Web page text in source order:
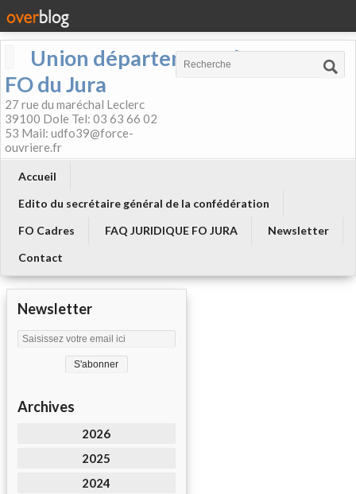
Union départementale
FO du Jura
27 rue du maréchal Leclerc
39100 Dole Tel: 03 63 66 02
53 Mail: udfo39@force-
ouvriere.fr
Accueil
Edito du secrétaire général de la confédération
FO Cadres
FAQ JURIDIQUE FO JURA
Newsletter
Contact
Newsletter
Archives
2026
2025
2024